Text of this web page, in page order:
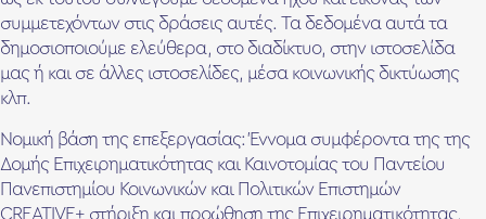
συμμετεχόντων στις δράσεις αυτές. Τα δεδομένα αυτά τα
δημοσιοποιούμε ελεύθερα, στο διαδίκτυο, στην ιστοσελίδα
μας ή και σε άλλες ιστοσελίδες, μέσα κοινωνικής δικτύωσης
κλπ.
Νομική βάση της επεξεργασίας: Έννομα συμφέροντα της της
Δομής Επιχειρηματικότητας και Καινοτομίας του Παντείου
Πανεπιστημίου Κοινωνικών και Πολιτικών Επιστημών
CREATIVE+ στήριξη και προώθηση της Επιχειρηματικότητας,